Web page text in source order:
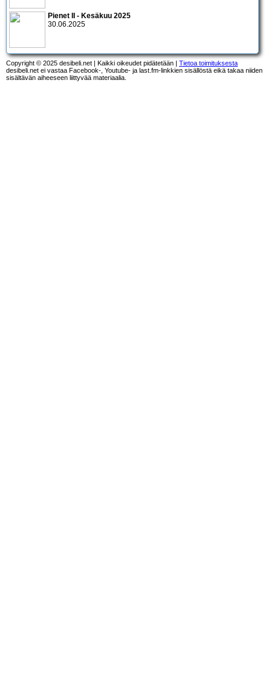
Pienet II - Kesäkuu 2025
30.06.2025
Copyright © 2025 desibeli.net | Kaikki oikeudet pidätetään | Tietoa toimituksesta
desibeli.net ei vastaa Facebook-, Youtube- ja last.fm-linkkien sisällöstä eikä takaa niiden
sisältävän aiheeseen liittyvää materiaalia.